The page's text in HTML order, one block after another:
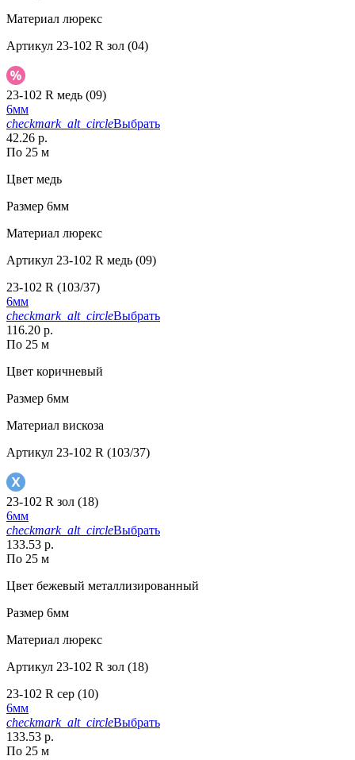
Материал люрекс
Артикул 23-102 R зол (04)
23-102 R медь (09)
6мм
checkmark_alt_circleВыбрать
42.26 р.
По 25 м
Цвет медь
Размер 6мм
Материал люрекс
Артикул 23-102 R медь (09)
23-102 R (103/37)
6мм
checkmark_alt_circleВыбрать
116.20 р.
По 25 м
Цвет коричневый
Размер 6мм
Материал вискоза
Артикул 23-102 R (103/37)
23-102 R зол (18)
6мм
checkmark_alt_circleВыбрать
133.53 р.
По 25 м
Цвет бежевый металлизированный
Размер 6мм
Материал люрекс
Артикул 23-102 R зол (18)
23-102 R сер (10)
6мм
checkmark_alt_circleВыбрать
133.53 р.
По 25 м